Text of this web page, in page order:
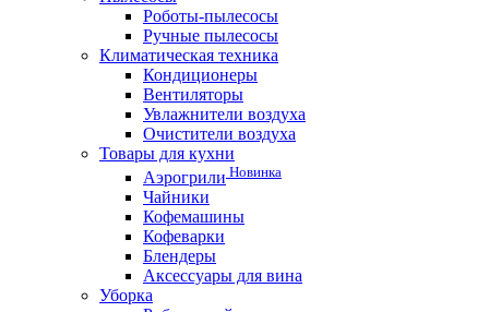
Роботы-пылесосы
Ручные пылесосы
Климатическая техника
Кондиционеры
Вентиляторы
Увлажнители воздуха
Очистители воздуха
Товары для кухни
Аэрогрили Новинка
Чайники
Кофемашины
Кофеварки
Блендеры
Аксессуары для вина
Уборка